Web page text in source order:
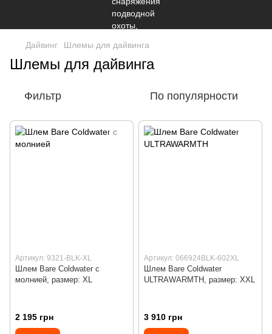
Дайвинг Шлемы для дайвинга
Шлемы для дайвинга
Фильтр По популярности
Артикул: 9321-BLK-XL
Шлем Bare Coldwater с
молнией, размер: XL
2 195 грн
Артикул: 066924BLK-602XL
Шлем Bare Coldwater
ULTRAWARMTH, размер: XXL
3 910 грн